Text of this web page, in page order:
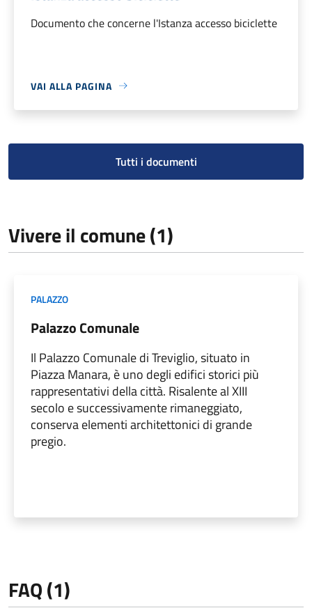
Documento che concerne l'Istanza accesso biciclette
VAI ALLA PAGINA
Tutti i documenti
Vivere il comune (1)
PALAZZO
Palazzo Comunale
Il Palazzo Comunale di Treviglio, situato in
Piazza Manara, è uno degli edifici storici più
rappresentativi della città. Risalente al XIII
secolo e successivamente rimaneggiato,
conserva elementi architettonici di grande
pregio.
FAQ (1)